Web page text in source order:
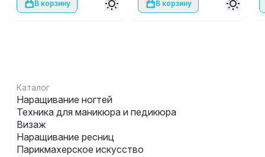
В корзину В корзину
Каталог
Наращивание ногтей
Техника для маникюра и педикюра
Визаж
Наращивание ресниц
Парикмахерское искусство